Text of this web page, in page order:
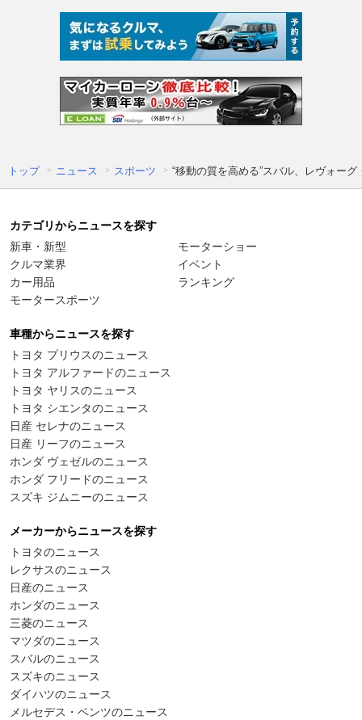
トップ ニュース スポーツ “移動の質を高める”スバル、レヴォー
カテゴリからニュースを探す
新車・新型
クルマ業界
カー用品
モータースポーツ
モーターショー
イベント
ランキング
車種からニュースを探す
トヨタ プリウスのニュース
トヨタ アルファードのニュース
トヨタ ヤリスのニュース
トヨタ シエンタのニュース
日産 セレナのニュース
日産 リーフのニュース
ホンダ ヴェゼルのニュース
ホンダ フリードのニュース
スズキ ジムニーのニュース
メーカーからニュースを探す
トヨタのニュース
レクサスのニュース
日産のニュース
ホンダのニュース
三菱のニュース
マツダのニュース
スバルのニュース
スズキのニュース
ダイハツのニュース
メルセデス・ベンツのニュース